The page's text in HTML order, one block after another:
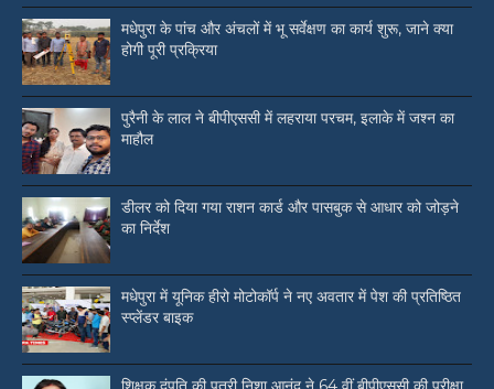
मधेपुरा के पांच और अंचलों में भू सर्वेक्षण का कार्य शुरू, जाने क्या
होगी पूरी प्रक्रिया
पुरैनी के लाल ने बीपीएससी में लहराया परचम, इलाके में जश्न का
माहौल
डीलर को दिया गया राशन कार्ड और पासबुक से आधार को जोड़ने
का निर्देश
मधेपुरा में यूनिक हीरो मोटोकॉर्प ने नए अवतार में पेश की प्रतिष्ठित
स्प्लेंडर बाइक